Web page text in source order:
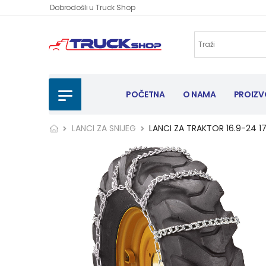
Dobrodošli u Truck Shop
POČETNA O NAMA
LANCI ZA SNIJEG LANCI ZA TRAKTOR 16.9-24